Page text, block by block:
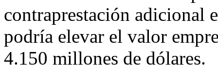
contraprestación adicional
podría elevar el valor
4.150 millones de dólares.